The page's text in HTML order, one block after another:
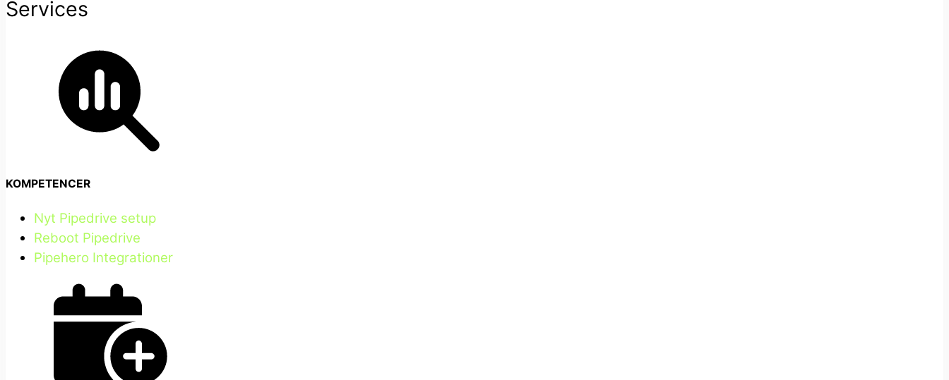
Services
KOMPETENCER
Nyt Pipedrive setup
Reboot Pipedrive
Pipehero Integrationer